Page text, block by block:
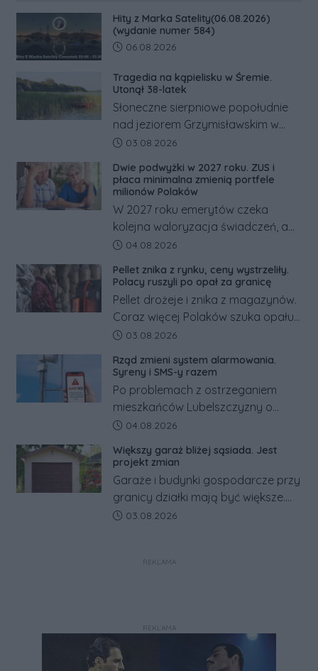
Hity z Marka Satelity(06.08.2026)
(wydanie numer 584)
Data dodania artykułu:
06.08.2026
Tragedia na kąpielisku w Śremie.
Utonął 38-latek
Słoneczne sierpniowe popołudnie
nad jeziorem Grzymisławskim w
powiecie śremskim zakończyło się
odwrócić nawet natychmiastowe
działania służb ratunkowych.
Data dodania artykułu:
03.08.2026
Dwie podwyżki w 2027 roku. ZUS i
płaca minimalna zmienią portfele
milionów Polaków
W 2027 roku emerytów czeka
kolejna waloryzacja świadczeń, a
pracowników podwyżka płacy
tym zmianom zyskają.
Data dodania artykułu:
04.08.2026
Pellet znika z rynku, ceny wystrzeliły.
Polacy ruszyli po opał za granicę
Pellet drożeje i znika z magazynów.
Coraz więcej Polaków szuka opału
za granicą, gdzie bywa nawet
Co się dzieje?
Data dodania artykułu:
03.08.2026
Rząd zmieni system alarmowania.
Syreny i SMS-y razem
Po problemach z ostrzeganiem
mieszkańców Lubelszczyzny o
rosyjskim zagrożeniu rząd
alarmowych, alertów RCB i aplikacji
w jeden system.
Data dodania artykułu:
04.08.2026
Większy garaż bliżej sąsiada. Jest
projekt zmian
Garaże i budynki gospodarcze przy
granicy działki mają być większe.
Projekt zaostrza też zasady
Data dodania artykułu:
03.08.2026
REKLAMA
REKLAMA